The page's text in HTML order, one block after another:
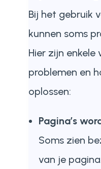
Bij het gebruik
kunnen soms
Hier zijn enkele
problemen en
oplossen:
Pagina’s
Soms zien
van je